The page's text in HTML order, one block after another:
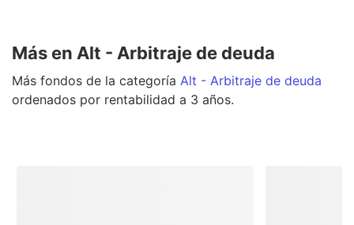
Más en Alt - Arbitraje de deuda
Más fondos de la categoría Alt - Arbitraje de deuda
ordenados por rentabilidad a 3 años.